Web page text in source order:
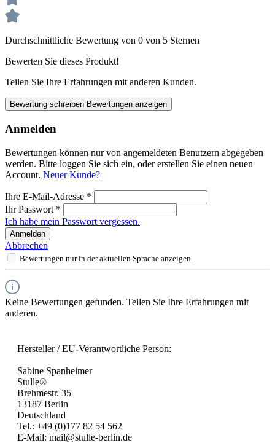
Durchschnittliche Bewertung von 0 von 5 Sternen
Bewerten Sie dieses Produkt!
Teilen Sie Ihre Erfahrungen mit anderen Kunden.
Bewertung schreiben Bewertungen anzeigen
Anmelden
Bewertungen können nur von angemeldeten Benutzern abgegeben
werden. Bitte loggen Sie sich ein, oder erstellen Sie einen neuen
Account. Neuer Kunde?
Ihre E-Mail-Adresse *
Ihr Passwort *
Ich habe mein Passwort vergessen.
Anmelden
Abbrechen
Bewertungen nur in der aktuellen Sprache anzeigen.
Keine Bewertungen gefunden. Teilen Sie Ihre Erfahrungen mit
anderen.
Hersteller / EU-Verantwortliche Person:
Sabine Spanheimer
Stulle®
Brehmestr. 35
13187 Berlin
Deutschland
Tel.: +49 (0)177 82 54 562
E-Mail: mail@stulle-berlin.de